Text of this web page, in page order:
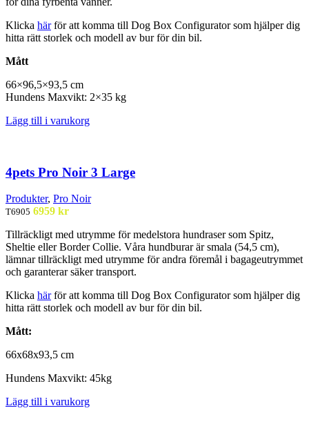
Klicka härför att komma till Dog Box Configurator som hjälper dig
hitta rätt storlek och modell av bur för din bil.
Mått
66×96,5×93,5 cm
Hundens Maxvikt: 2×35 kg
Lägg till i varukorg
4pets Pro Noir 3 Large
Produkter, Pro Noir
T6905 6959 kr
Tillräckligt med utrymme för medelstora hundraser som Spitz,
Sheltie eller Border Collie. Våra hundburar är smala (54,5 cm),
lämnar tillräckligt med utrymme för andra föremål i bagageutrymmet
och garanterar säker transport.
Klicka härför att komma till Dog Box Configurator som hjälper dig
hitta rätt storlek och modell av bur för din bil.
Mått:
66x68x93,5 cm
Hundens Maxvikt: 45kg
Lägg till i varukorg